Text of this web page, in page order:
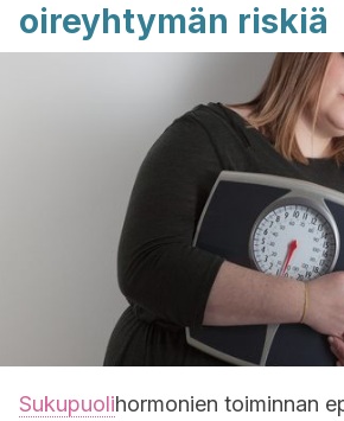
oireyhtymän riskiä
Sukupuolihormonien toiminnan